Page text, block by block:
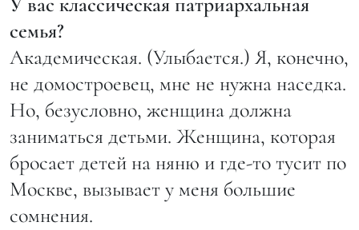
семья?
Академическая. (Улыбается.) Я, конечно,
не домостроевец, мне не нужна наседка.
Но, безусловно, женщина должна
заниматься детьми. Женщина, которая
бросает детей на няню и где-то тусит по
Москве, вызывает у меня большие
сомнения.